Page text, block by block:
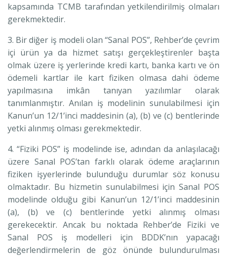
kapsamında TCMB tarafından yetkilendirilmiş olmaları
gerekmektedir.
3. Bir diğer iş modeli olan “Sanal POS”, Rehber’de çevrim
içi ürün ya da hizmet satışı gerçekleştirenler başta
olmak üzere iş yerlerinde kredi kartı, banka kartı ve ön
ödemeli kartlar ile kart fiziken olmasa dahi ödeme
yapılmasına imkân tanıyan yazılımlar olarak
tanımlanmıştır. Anılan iş modelinin sunulabilmesi için
Kanun’un 12/1’inci maddesinin (a), (b) ve (c) bentlerinde
yetki alınmış olması gerekmektedir.
4. “Fiziki POS” iş modelinde ise, adından da anlaşılacağı
üzere Sanal POS’tan farklı olarak ödeme araçlarının
fiziken işyerlerinde bulunduğu durumlar söz konusu
olmaktadır. Bu hizmetin sunulabilmesi için Sanal POS
modelinde olduğu gibi Kanun’un 12/1’inci maddesinin
(a), (b) ve (c) bentlerinde yetki alınmış olması
gerekecektir. Ancak bu noktada Rehber’de Fiziki ve
Sanal POS iş modelleri için BDDK’nın yapacağı
değerlendirmelerin de göz önünde bulundurulması